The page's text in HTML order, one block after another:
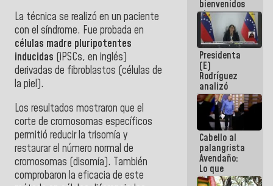
La técnica se realizó en un paciente
con el síndrome. Fue probada en
células madre pluripotentes
inducidas (iPSCs, en inglés)
derivadas de fibroblastos (células de
la piel).
Los resultados mostraron que el
corte de cromosomas específicos
permitió reducir la trisomía y
restaurar el número normal de
cromosomas (disomía). También
comprobaron la eficacia de este
diálogo
bienvenidos
siempre que
estén en el
marco de la
Constitución
de la
República
Presidenta
(E)
Rodríguez
analizó
junto a
gobernadores
planes de
recuperación
del Sistema
Eléctrico
Nacional
Cabello al
palangrista
Avendaño:
Lo que
vayas a